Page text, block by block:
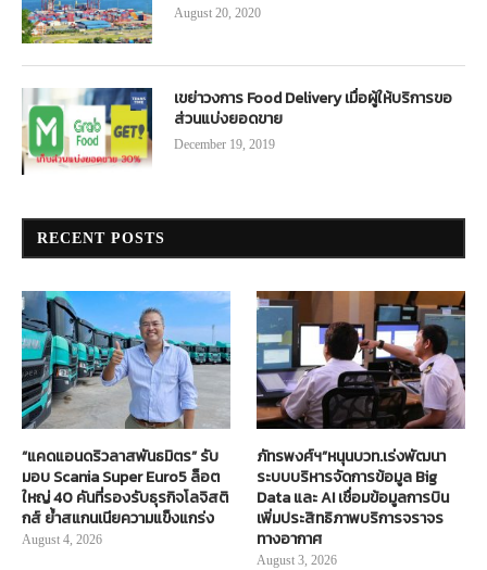
August 20, 2020
เขย่าวงการ Food Delivery เมื่อผู้ให้บริการขอ
ส่วนแบ่งยอดขาย
December 19, 2019
RECENT POSTS
“แคดแอนดริวลาสพันธมิตร” รับ
มอบ Scania Super Euro5 ล็อต
ใหญ่ 40 คันที่รองรับธุรกิจโลจิสติ
กส์ ย้ำสแกนเนียความแข็งแกร่ง
August 4, 2026
ภัทรพงศ์ฯ”หนุนบวท.เร่งพัฒนา
ระบบบริหารจัดการข้อมูล Big
Data และ AI เชื่อมข้อมูลการบิน
เพิ่มประสิทธิภาพบริการจราจร
ทางอากาศ
August 3, 2026